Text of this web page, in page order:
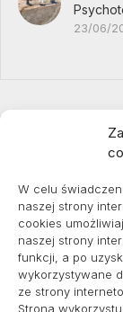
W celu
naszej strony
cookies
naszej strony
funkcji, a po
wykorzystywane
ze strony
Strona
23/06/